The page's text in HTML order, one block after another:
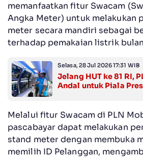
memanfaatkan fitur Swacam
Angka Meter) untuk melakukan
meter secara mandiri sebagai
terhadap pemakaian listrik
Selasa, 28 Jul 2026 17:31 WIB
Jelang HUT ke 81 RI,
Andal untuk Piala
Melalui fitur Swacam di PLN
pascabayar dapat melakukan
stand meter dengan membuka
memilih ID Pelanggan,